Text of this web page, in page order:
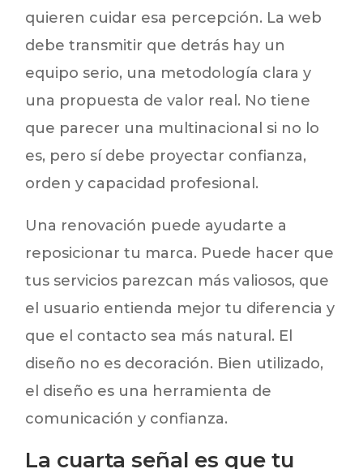
quieren cuidar esa percepción. La web
debe transmitir que detrás hay un
equipo serio, una metodología clara y
una propuesta de valor real. No tiene
que parecer una multinacional si no lo
es, pero sí debe proyectar confianza,
orden y capacidad profesional.
Una renovación puede ayudarte a
reposicionar tu marca. Puede hacer que
tus servicios parezcan más valiosos, que
el usuario entienda mejor tu diferencia y
que el contacto sea más natural. El
diseño no es decoración. Bien utilizado,
el diseño es una herramienta de
comunicación y confianza.
La cuarta señal es que tu